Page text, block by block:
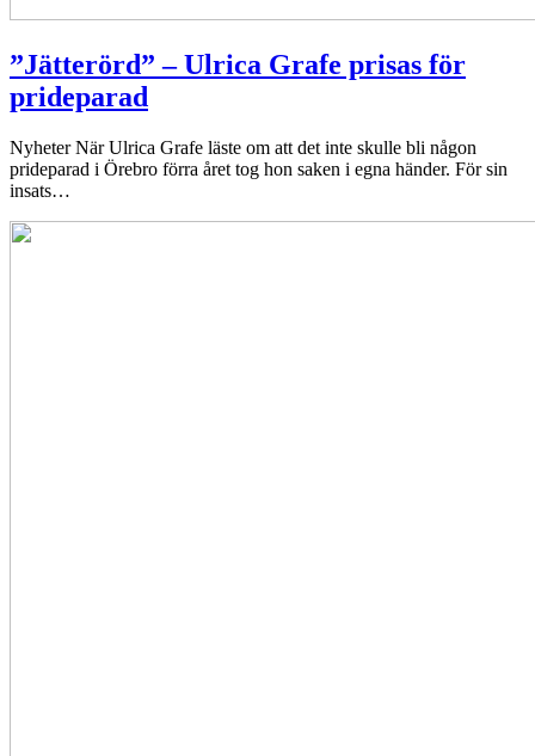
”Jätterörd” – Ulrica Grafe prisas för
prideparad
Nyheter När Ulrica Grafe läste om att det inte skulle bli någon
prideparad i Örebro förra året tog hon saken i egna händer. För sin
insats…